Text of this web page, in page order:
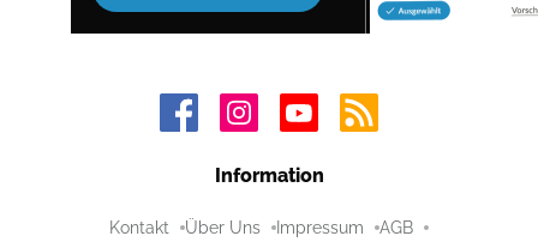
Information
Kontakt Über Uns Impressum AGB